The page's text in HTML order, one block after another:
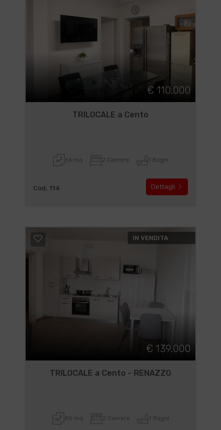
€ 110.000
TRILOCALE a Cento
66 mq 2 Camere 1 Bagni
Cod. 114 Dettagli
IN VENDITA
€ 139.000
TRILOCALE a Cento - RENAZZO
85 mq 2 Camere 1 Bagni